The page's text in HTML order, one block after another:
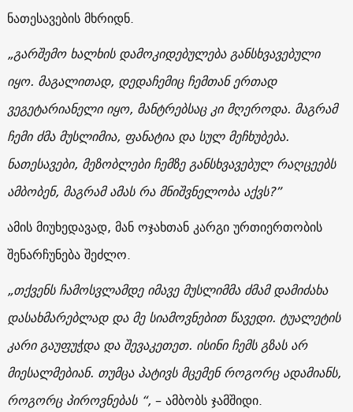
ნათესავების მხრიდნ.
„გარშემო ხალხის დამოკიდებულებაგანსხვავებული
იყო. მაგალითად, დედაჩემიც ჩემთანერთად
ვეგეტარიანელი იყო, მანტრებსაცკი მღეროდა. მაგრამ
ჩემი ძმა მუსლიმია, ფანატია და სულ მეჩხუბება.
ნათესავები, მეზობლები ჩემზეგანსხვავებულ რაღცეებს
ამბობენ, მაგრამ ამას რა მნიშვნელობა აქვს?”
ამის მიუხედავად, მან ოჯახთან კარგი ურთიერთობის
შენარჩუნება შეძლო.
„თქვენს ჩამოსვლამდე იმავე მუსლიმმა ძმამ დამიძახა
დასახმარებლად და მე სიამოვნებით წავედი. ტუალეტის
კარიგაუფუჭდა და შევაკეთეთ. ისინი ჩემსგზას არ
მიესალმებიან. თუმცა პატივს მცემენ როგორც ადამიანს,
როგორც პიროვნებას“, – ამბობს ჯამშიდი.